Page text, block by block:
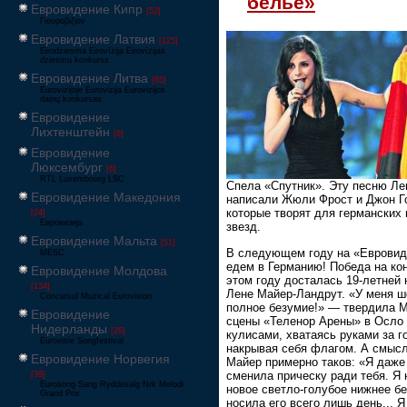
Евровидение Кипр [52]
Γιουροβίζιον
Евровидение Латвия [125]
Eirodziesma Eirovīzija Eirovīzijas
dziesmu konkurss
Евровидение Литва [65]
Eurovizijoje Eurovizija Eurovizijos
dainų konkursas
Евровидение
Лихтенштейн [6]
Евровидение
Люксембург [6]
RTL Luxembourg LSC
Евровидение Македония
[24]
Евровизија
Евровидение Мальта [51]
MESC
Евровидение Молдова
[134]
Concursul Muzical Eurovision
Евровидение
Нидерланды [26]
Eurovisie Songfestival
Евровидение Норвегия
[39]
Eurosong Sang Ryddesalg Nrk Melodi
Grand Prix
Спела «Спутник». Эту песню
написали Жюли Фрост и Джон
которые творят для германских
звезд.
В следующем году на
едем в Германию! Победа на
этом году досталась 19-летней
Лене Майер-Ландрут. «У меня
полное безумие!» — твердила
сцены «Теленор Арены» в Осло
кулисами, хватаясь руками за
накрывая себя флагом. А
Майер примерно таков: «Я даже
сменила прическу ради тебя. Я
новое светло-голубое нижнее
носила его всего лишь день...